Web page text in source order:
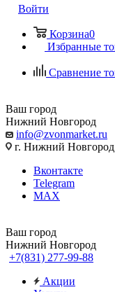
Войти
Корзина0
Избранные
Сравнение
Ваш город
Нижний Новгород
info@zvonmarket.ru
г. Нижний
Вконтакте
Telegram
MAX
Ваш город
Нижний Новгород
+7(831) 277-99-88
Акции